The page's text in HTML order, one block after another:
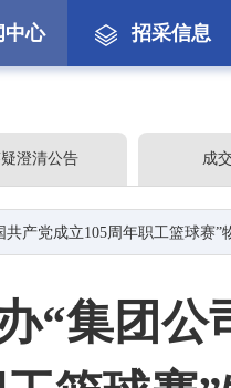
中心 招采信息
澄清公告 成
105周年职工篮球赛”物品购置及购买服
“集团公